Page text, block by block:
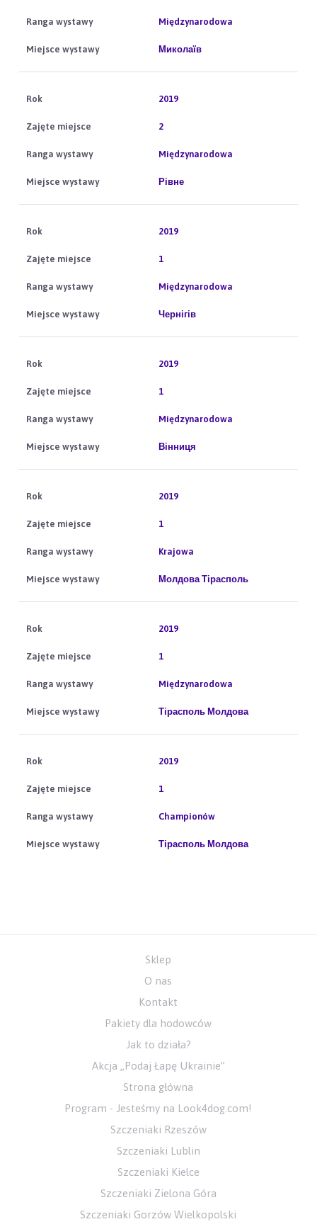
Międzynarodowa
Миколаїв
2019
2
Międzynarodowa
Рівне
2019
1
Międzynarodowa
Чернігів
2019
1
Międzynarodowa
Вінниця
2019
1
Krajowa
Молдова Тірасполь
2019
1
Międzynarodowa
Тірасполь Молдова
2019
1
Championów
Тірасполь Молдова
Sklep
O nas
Kontakt
Pakiety dla hodowców
Jak to działa?
Akcja „Podaj Łapę Ukrainie”
Strona główna
Program - Jesteśmy na Look4dog.com!
Szczeniaki Rzeszów
Szczeniaki Lublin
Szczeniaki Kielce
Szczeniaki Zielona Góra
Szczeniaki Gorzów Wielkopolski